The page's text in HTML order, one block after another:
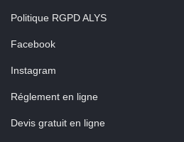
Politique RGPD ALYS
Facebook
Instagram
Réglement en ligne
Devis gratuit en ligne